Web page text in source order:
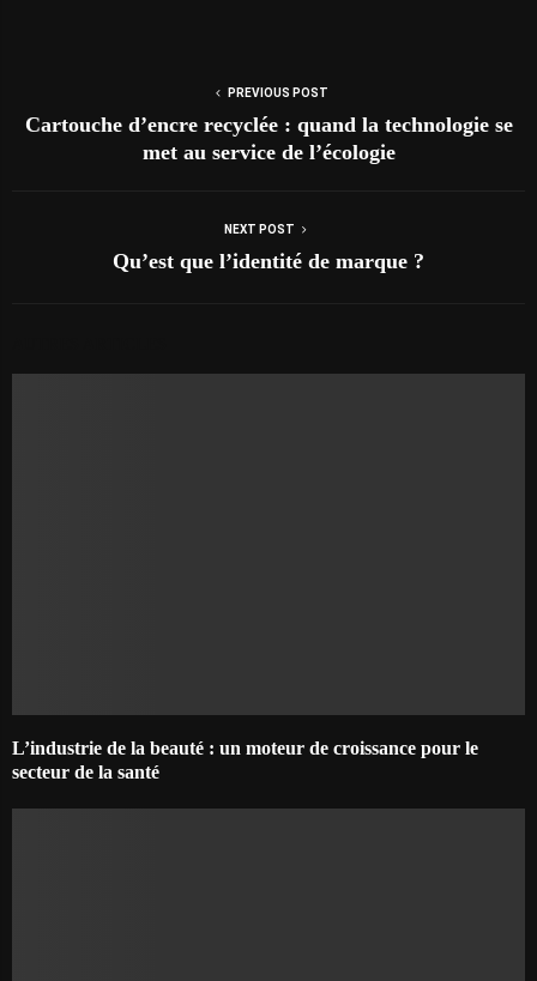
PREVIOUS POST
Cartouche d’encre recyclée : quand la technologie se
met au service de l’écologie
NEXT POST
Qu’est que l’identité de marque ?
L’industrie de la beauté : un moteur de croissance pour le
secteur de la santé